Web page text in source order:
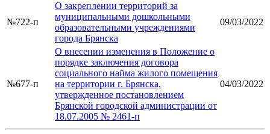
№722-п
О закреплении территорий за
муниципальными дошкольными
образовательными учреждениями
города Брянска
09/03/2022
№677-п
О внесении изменения в Положение о
порядке заключения договора
социального найма жилого помещения
на территории г. Брянска,
утвержденное постановлением
Брянской городской администрации от
18.07.2005 № 2461-п
04/03/2022